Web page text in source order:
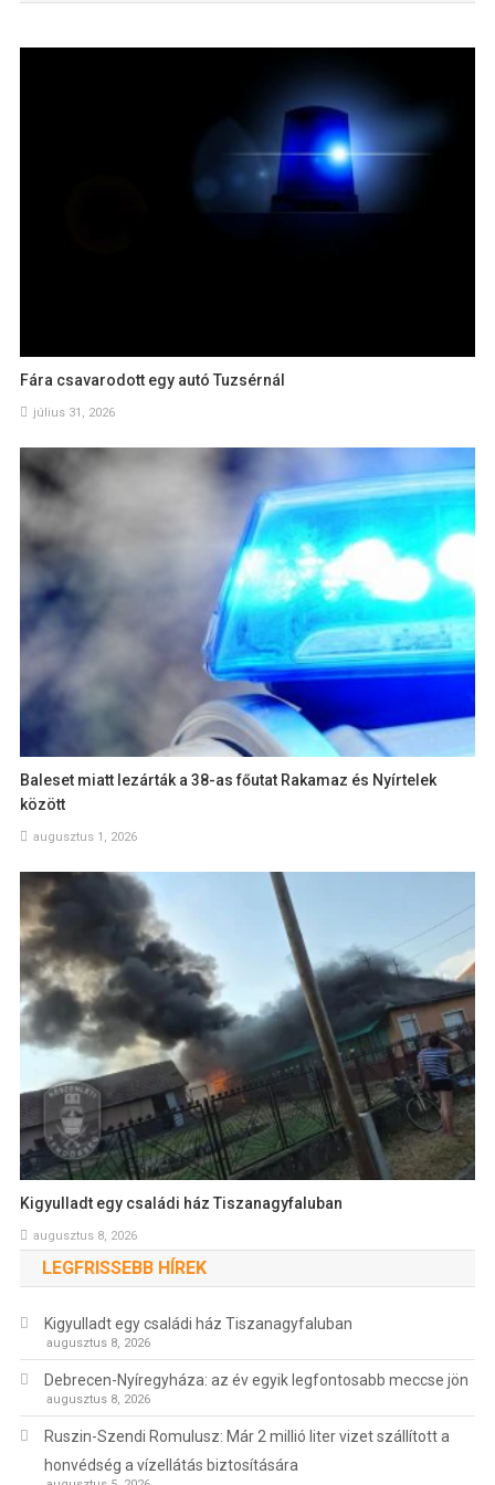
Fára csavarodott egy autó Tuzsérnál
július 31, 2026
Baleset miatt lezárták a 38-as főutat Rakamaz és Nyírtelek
között
augusztus 1, 2026
Kigyulladt egy családi ház Tiszanagyfaluban
augusztus 8, 2026
LEGFRISSEBB HÍREK
Kigyulladt egy családi ház Tiszanagyfaluban
augusztus 8, 2026
Debrecen-Nyíregyháza: az év egyik legfontosabb meccse jön
augusztus 8, 2026
Ruszin-Szendi Romulusz: Már 2 millió liter vizet szállított a
honvédség a vízellátás biztosítására